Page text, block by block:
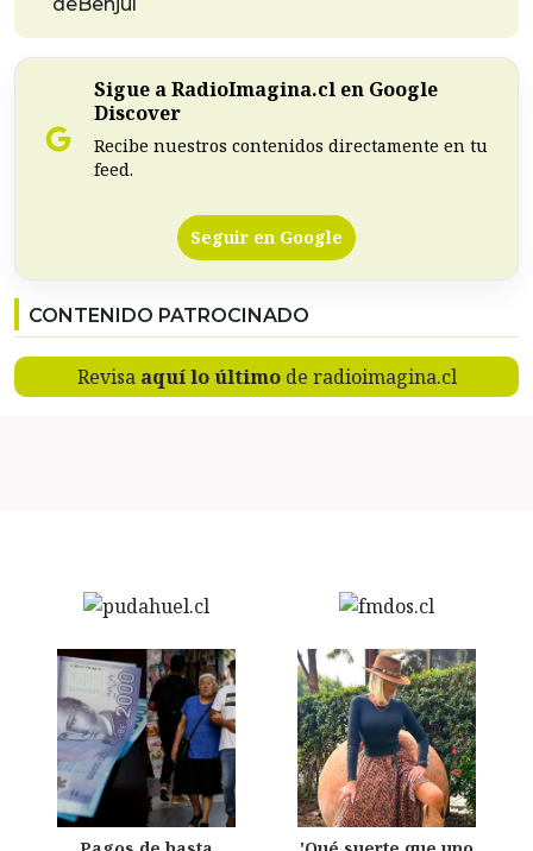
Sigue a RadioImagina.cl en Google
Discover
Recibe nuestros contenidos directamente en tu
feed.
Seguir en Google
CONTENIDO PATROCINADO
Revisa aquí lo últimode radioimagina.cl